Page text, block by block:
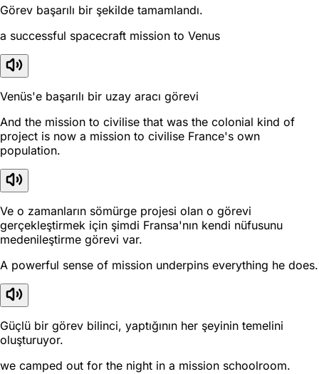
Görev başarılı bir şekilde tamamlandı.
a successful spacecraft mission to Venus
Venüs'e başarılı bir uzay aracı görevi
And the mission to civilise that was the colonial kind of
project is now a mission to civilise France's own
population.
Ve o zamanların sömürge projesi olan o görevi
gerçekleştirmek için şimdi Fransa'nın kendi nüfusunu
medenileştirme görevi var.
A powerful sense of mission underpins everything he does.
Güçlü bir görev bilinci, yaptığının her şeyinin temelini
oluşturuyor.
we camped out for the night in a mission schoolroom.